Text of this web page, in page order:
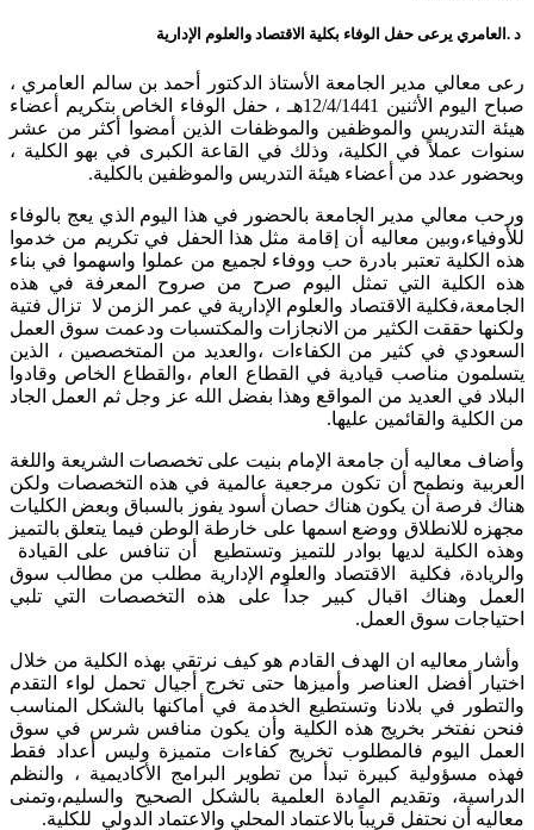
د .العامري يرعى حفل الوفاء بكلية الاقتصاد والعلوم الإدارية
رعى معالي مدير الجامعة الأستاذ الدكتور أحمد بن سالم العامري ،
صباح اليوم الأثنين 12/4/1441هـ ، حفل الوفاء الخاص بتكريم أعضاء
هيئة التدريس والموظفين والموظفات الذين أمضوا أكثر من عشر
سنوات عملاً في الكلية، وذلك في القاعة الكبرى في بهو الكلية ،
وبحضور عدد من أعضاء هيئة التدريس والموظفين بالكلية.
ورحب معالي مدير الجامعة بالحضور في هذا اليوم الذي يعج بالوفاء
للأوفياء،وبين معاليه أن إقامة مثل هذا الحفل في تكريم من خدموا
هذه الكلية تعتبر بادرة حب ووفاء لجميع من عملوا واسهموا في بناء
هذه الكلية التي تمثل اليوم صرح من صروح المعرفة في هذه
الجامعة،فكلية الاقتصاد والعلوم الإدارية في عمر الزمن لا تزال فتية
ولكنها حققت الكثير من الانجازات والمكتسبات ودعمت سوق العمل
السعودي في كثير من الكفاءات ،والعديد من المتخصصين ، الذين
يتسلمون مناصب قيادية في القطاع العام ،والقطاع الخاص وقادوا
البلاد في العديد من المواقع وهذا بفضل الله عز وجل ثم العمل الجاد
من الكلية والقائمين عليها.
وأضاف معاليه أن جامعة الإمام بنيت على تخصصات الشريعة واللغة
العربية ونطمح أن تكون مرجعية عالمية في هذه التخصصات ولكن
هناك فرصة أن يكون هناك حصان أسود يفوز بالسباق وبعض الكليات
مجهزه للانطلاق ووضع اسمها على خارطة الوطن فيما يتعلق بالتميز
وهذه الكلية لديها بوادر للتميز وتستطيع أن تنافس على القيادة
والريادة، فكلية الاقتصاد والعلوم الإدارية مطلب من مطالب سوق
العمل وهناك اقبال كبير جداً على هذه التخصصات التي تلبي
احتياجات سوق العمل.
وأشار معاليه ان الهدف القادم هو كيف نرتقي بهذه الكلية من خلال
اختيار أفضل العناصر وأميزها حتى تخرج أجيال تحمل لواء التقدم
والتطور في بلادنا وتستطيع الخدمة في أماكنها بالشكل المناسب
فنحن نفتخر بخريج هذه الكلية وأن يكون منافس شرس في سوق
العمل اليوم فالمطلوب تخريج كفاءات متميزة وليس أعداد فقط
فهذه مسؤولية كبيرة تبدأ من تطوير البرامج الأكاديمية ، والنظم
الدراسية، وتقديم المادة العلمية بالشكل الصحيح والسليم،وتمنى
معاليه أن نحتفل قريباً بالاعتماد المحلي والاعتماد الدولي للكلية.